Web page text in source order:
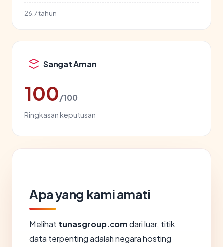
26.7 tahun
Sangat Aman
100/100
Ringkasan keputusan
Apa yang kami amati
Melihat tunasgroup.comdari luar, titik
data terpenting adalah negara hosting